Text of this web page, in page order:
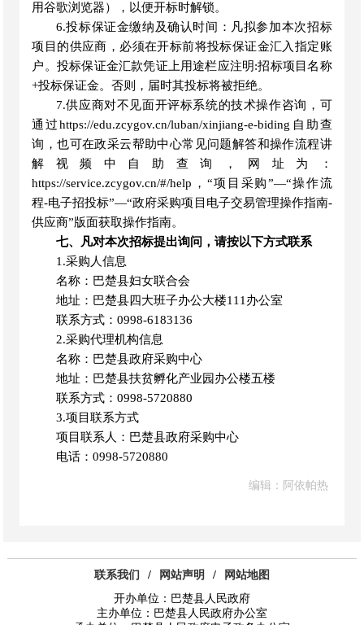
用谷歌浏览器），以便开标时解锁。
6.投标保证金缴纳及确认时间：凡拟参加本次招标
项目的供应商，必须在开标前将投标保证金汇入指定账
户。投标保证金汇款凭证上用途栏应注明:招标项目名称
+投标保证金。否则，届时其投标将被拒绝。
7.供应商对不见面开评标系统的技术操作咨询，可
通过https://edu.zcygov.cn/luban/xinjiang-e-biding自助查
询，也可在政采云帮助中心常见问题解答和操作流程讲
解视频中自助查询，网址为：
https://service.zcygov.cn/#/help，“项目采购”—“操作流
程-电子招投标”—“政府采购项目电子交易管理操作指南-
供应商”版面获取操作指南。
七、凡对本次招标提出询问，请按以下方式联系
1.采购人信息
名称：巴楚县妇女联合会
地址：巴楚县四大班子办公大楼111办公室
联系方式： 0998-6183136
2.采购代理机构信息
名称：巴楚县政府采购中心
地址：巴楚县扶贫孵化产业园办公楼五楼
联系方式： 0998-5720880
3.项目联系方式
项目联系人：巴楚县政府采购中心
电话： 0998-5720880
编辑：阿依帕热
联系我们 / 网站声明 /
网站地图
开办单位：巴楚县人民政府
主办单位：巴楚县人民政府办公室